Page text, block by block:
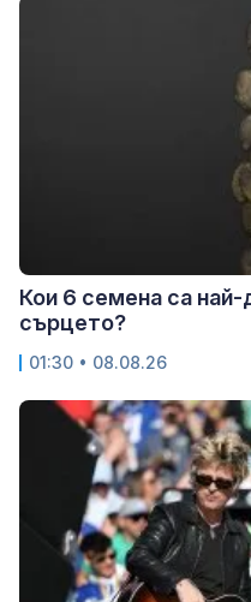
Кои 6 семена са
сърцето?
01:30 • 08.08.26